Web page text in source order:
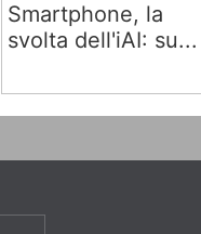
Smartphone, la
svolta dell'iAI: su...